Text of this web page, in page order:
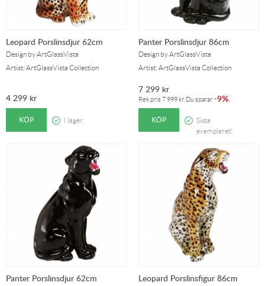
Leopard Porslinsdjur 62cm
Design by ArtGlassVista
Artist: ArtGlassVista Collection
4 299 kr
KÖP I lager.
Panter Porslinsdjur 86cm
Design by ArtGlassVista
Artist: ArtGlassVista Collection
7 299 kr
Rek.pris 7 999 kr. Du sparar -9%.
KÖP
Sista
exemplaret!
Panter Porslinsdjur 62cm Leopard Porslinsfigur 86cm